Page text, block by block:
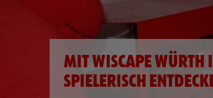
MIT WISCAPE WÜRTH
SPIELERISCH